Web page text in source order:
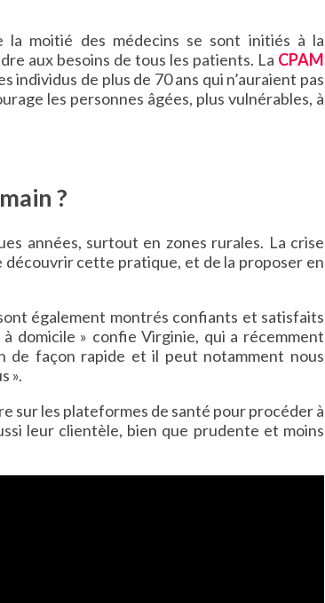
la moitié des médecins se sont initiés à la
aux besoins de tous les patients. La CPAM
individus de plus de 70 ans qui n’auraient pas
les personnes âgées, plus vulnérables, à
?
années, surtout en zones rurales. La crise
découvrir cette pratique, et de la proposer en
également montrés confiants et satisfaits
domicile » confie Virginie, qui a récemment
de façon rapide et il peut notamment nous
».
sur les plateformes de santé pour procéder à
leur clientèle, bien que prudente et moins